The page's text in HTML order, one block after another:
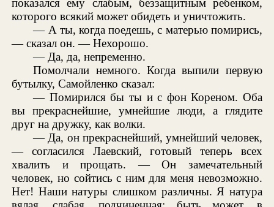
показался ему слабым, беззащитным ребенком,
которого всякий может обидеть и уничтожить.
— А ты, когда поедешь, с матерью помирись,
— сказал он. — Нехорошо.
— Да, да, непременно.
Помолчали немного. Когда выпили первую
бутылку, Самойленко сказал:
— Помирился бы ты и с фон Кореном. Оба
вы прекраснейшие, умнейшие люди, а глядите
друг на дружку, как волки.
— Да, он прекраснейший, умнейший человек,
— согласился Лаевский, готовый теперь всех
хвалить и прощать. — Он замечательный
человек, но сойтись с ним для меня невозможно.
Нет! Наши натуры слишком различны. Я натура